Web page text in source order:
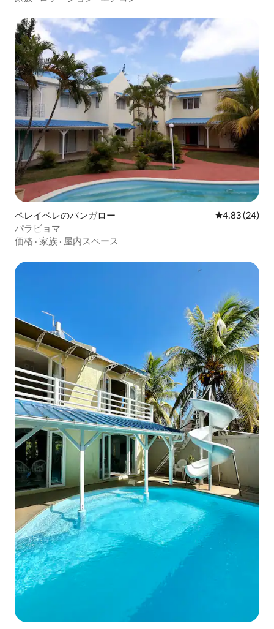
ペレイベレのバンガロー レビュー24
4.83 (24)
パラビョマ
価格 · 家族 · 屋内スペース